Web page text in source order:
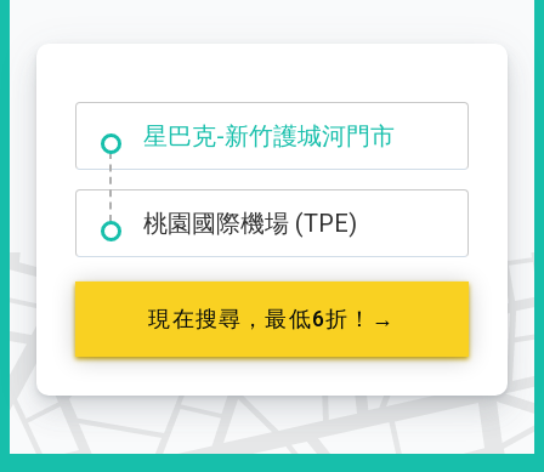
大霸尖山登山口
桃園國際機場 (TPE)
現在搜尋，最低6折！→